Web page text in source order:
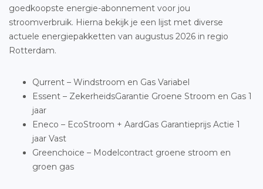
goedkoopste energie-abonnement voor jou
stroomverbruik. Hierna bekijk je een lijst met diverse
actuele energiepakketten van augustus 2026 in regio
Rotterdam.
Qurrent – Windstroom en Gas Variabel
Essent – ZekerheidsGarantie Groene Stroom en Gas 1
jaar
Eneco – EcoStroom + AardGas Garantieprijs Actie 1
jaar Vast
Greenchoice – Modelcontract groene stroom en
groen gas